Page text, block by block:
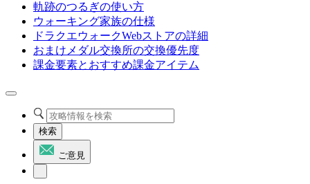
軌跡のつるぎの使い方
ウォーキング家族の仕様
ドラクエウォークWebストアの詳細
おまけメダル交換所の交換優先度
課金要素とおすすめ課金アイテム
検索
ご意見